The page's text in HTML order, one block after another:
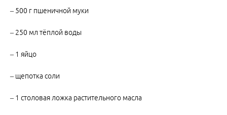
– 500 г пшеничной муки
– 250 мл тёплой воды
– 1 яйцо
– щепотка соли
– 1 столовая ложка растительного масла